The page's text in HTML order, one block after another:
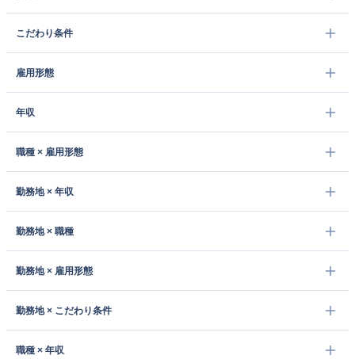
こだわり条件
雇用形態
年収
職種 × 雇用形態
勤務地 × 年収
勤務地 × 職種
勤務地 × 雇用形態
勤務地 × こだわり条件
職種 × 年収